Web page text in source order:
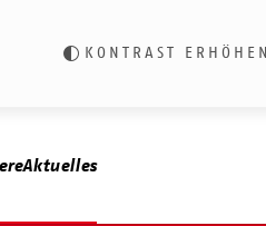
KONTRAST ERHÖHEN
Aktuelles